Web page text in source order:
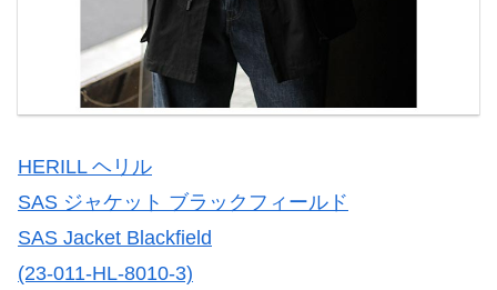
HERILL ヘリル
SAS ジャケット ブラックフィールド
SAS Jacket Blackfield
(23-011-HL-8010-3)